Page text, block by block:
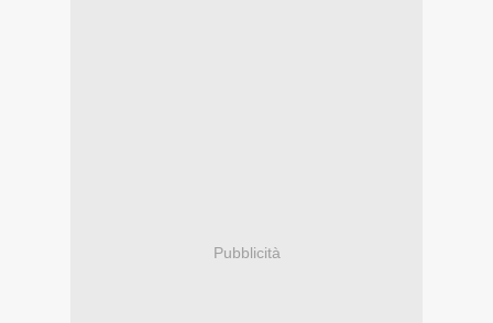
Pubblicità